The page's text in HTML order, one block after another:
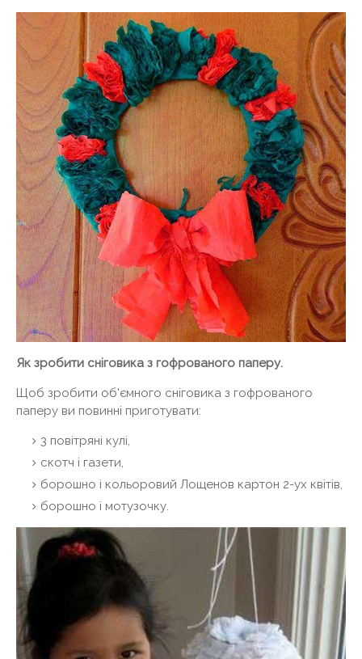
Як зробити сніговика з гофрованого паперу.
Щоб зробити об'ємного сніговика з гофрованого
паперу ви повинні приготувати:
3 повітряні кулі,
скотч і газети,
борошно і кольоровий Лощенов картон 2-ух квітів,
борошно і мотузочку.